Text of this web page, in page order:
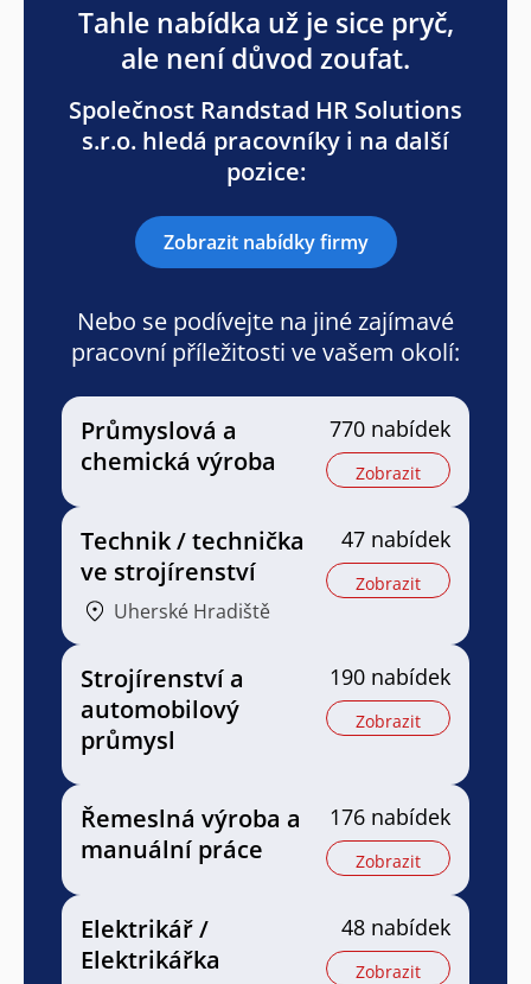
Tahle nabídka už je sice pryč,
ale není důvod zoufat.
Společnost Randstad HR Solutions
s.r.o. hledá pracovníky i na další
pozice:
Zobrazit nabídky firmy
Nebo se podívejte na jiné zajímavé
pracovní příležitosti ve vašem okolí:
Průmyslová a
chemická výroba
770 nabídek
Zobrazit
Technik / technička
ve strojírenství
Uherské Hradiště
47 nabídek
Zobrazit
Strojírenství a
automobilový
průmysl
190 nabídek
Zobrazit
Řemeslná výroba a
manuální práce
176 nabídek
Zobrazit
Elektrikář /
Elektrikářka
48 nabídek
Zobrazit